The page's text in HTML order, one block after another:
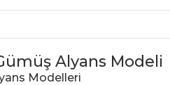
Alyans Modeli
Modelleri